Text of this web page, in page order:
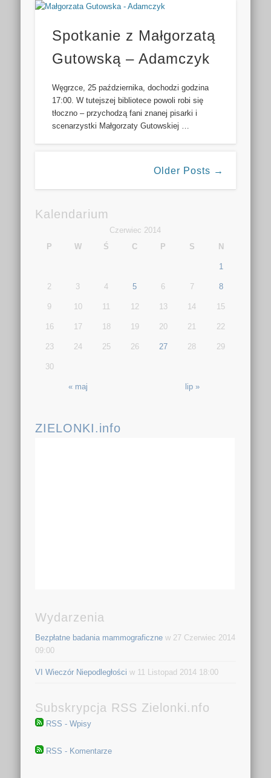
Spotkanie z Małgorzatą
Gutowską – Adamczyk
Węgrzce, 25 października, dochodzi godzina
17:00. W tutejszej bibliotece powoli robi się
tłoczno – przychodzą fani znanej pisarki i
scenarzystki Małgorzaty Gutowskiej …
Older Posts →
Kalendarium
Czerwiec 2014
P
W Ś C P S N
« maj lip »
1
2 3 4 5 6 7 8
9 10 11 12 13 14 15
16 17 18 19 20 21 22
23 24 25 26 27 28 29
30
ZIELONKI.info
Wydarzenia
Bezpłatne badania mammograficzne w 27 Czerwiec 2014
09:00
VI Wieczór Niepodległości w 11 Listopad 2014 18:00
Subskrypcja RSS Zielonki.nfo
RSS - Wpisy
RSS - Komentarze